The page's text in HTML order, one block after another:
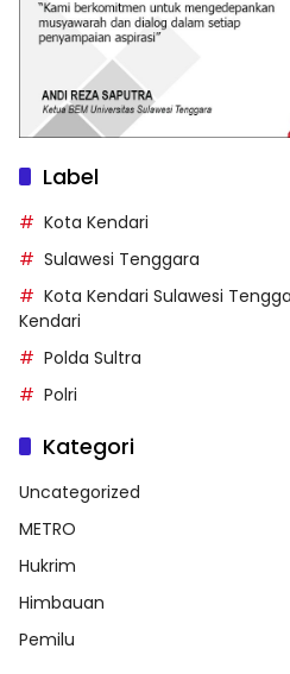
Label
Kota Kendari
Sulawesi Tenggara
Kota Kendari Sulawesi
Kendari
Polda Sultra
Polri
Kategori
Uncategorized
METRO
Hukrim
Himbauan
Pemilu